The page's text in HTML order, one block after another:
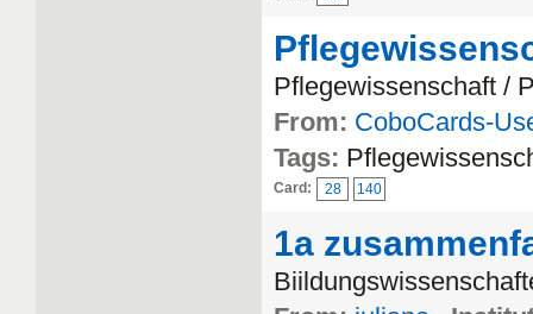
Pflegewissenschaft /
From: CoboCards-
Tags:
Card: 28 140
1a